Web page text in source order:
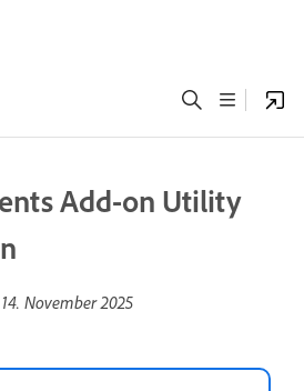
Add-on Utility
14. November 2025